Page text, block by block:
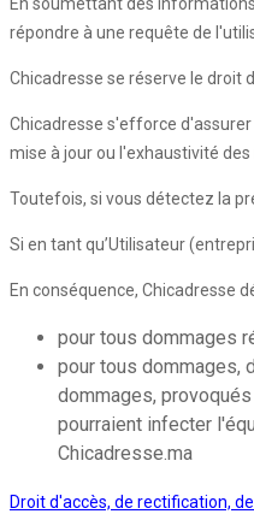
En soumettant des
répondre à une requête de
Chicadresse se réserve le droit
Chicadresse s'efforce
mise à jour ou l'exhaustivité
Toutefois, si vous détectez la
Si en tant qu’Utilisateur
En conséquence, Chicadresse
pour tous dommages
pour tous dommages,
dommages,
pourraient infecter
Chicadresse.ma
Droit d'accès, de rectification,